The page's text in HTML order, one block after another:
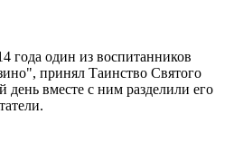
года один из воспитанников
принял Таинство Святого
вместе с ним разделили его